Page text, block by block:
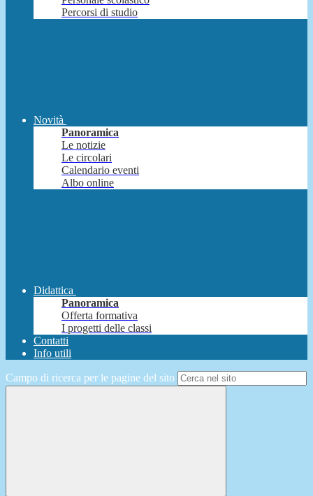
Percorsi di studio
Novità
Panoramica
Le notizie
Le circolari
Calendario eventi
Albo online
Didattica
Panoramica
Offerta formativa
I progetti delle classi
Contatti
Info utili
Campo di ricerca per le pagine del sito